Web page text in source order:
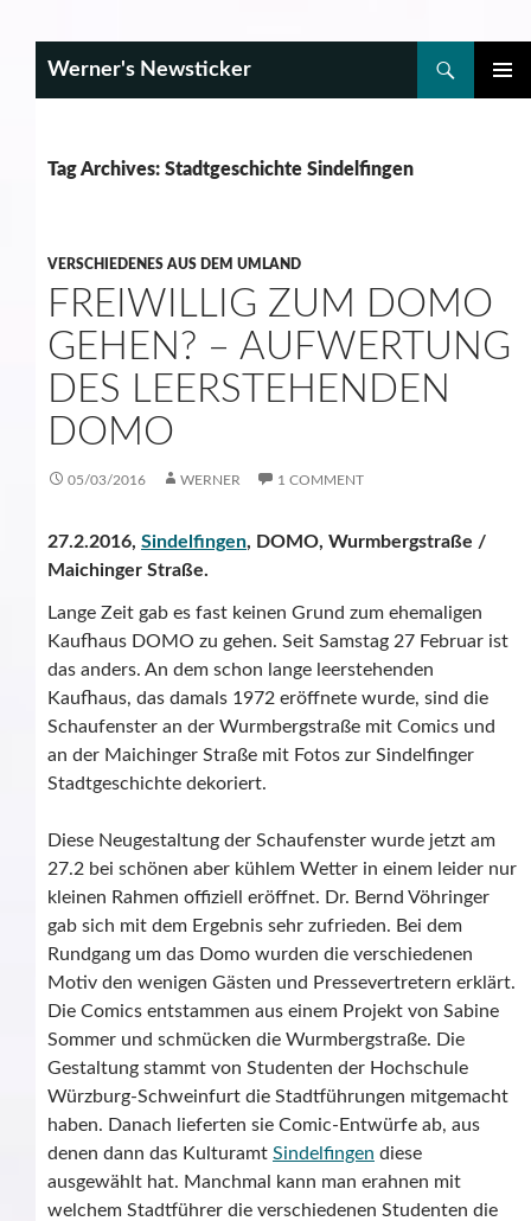
Werner's Newsticker
Tag Archives: Stadtgeschichte Sindelfingen
VERSCHIEDENES AUS DEM UMLAND
FREIWILLIG ZUM DOMO
GEHEN? – AUFWERTUNG
DES LEERSTEHENDEN
DOMO
05/03/2016 WERNER 1 COMMENT
27.2.2016, Sindelfingen, DOMO, Wurmbergstraße /
Maichinger Straße.
Lange Zeit gab es fast keinen Grund zum ehemaligen
Kaufhaus DOMO zu gehen. Seit Samstag 27 Februar ist
das anders. An dem schon lange leerstehenden
Kaufhaus, das damals 1972 eröffnete wurde, sind die
Schaufenster an der Wurmbergstraße mit Comics und
an der Maichinger Straße mit Fotos zur Sindelfinger
Stadtgeschichte dekoriert.
Diese Neugestaltung der Schaufenster wurde jetzt am
27.2 bei schönen aber kühlem Wetter in einem leider nur
kleinen Rahmen offiziell eröffnet. Dr. Bernd Vöhringer
gab sich mit dem Ergebnis sehr zufrieden. Bei dem
Rundgang um das Domo wurden die verschiedenen
Motiv den wenigen Gästen und Pressevertretern erklärt.
Die Comics entstammen aus einem Projekt von Sabine
Sommer und schmücken die Wurmbergstraße. Die
Gestaltung stammt von Studenten der Hochschule
Würzburg-Schweinfurt die Stadtführungen mitgemacht
haben. Danach lieferten sie Comic-Entwürfe ab, aus
denen dann das Kulturamt Sindelfingen diese
ausgewählt hat. Manchmal kann man erahnen mit
welchem Stadtführer die verschiedenen Studenten die